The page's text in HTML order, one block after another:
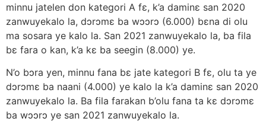
minnu jatelen don kategori A fɛ, k’a daminɛ san 2020
zanwuyekalo la, dɔrɔmɛ ba wɔɔrɔ (6.000) bɛna di olu
ma sosara ye kalo la. San 2021 zanwuyekalo la, ba fila
bɛ fara o kan, k’a kɛ ba seegin (8.000) ye.
N’o bɔra yen, minnu fana bɛ jate kategori B fɛ, olu ta ye
dɔrɔmɛ ba naani (4.000) ye kalo la k’a daminɛ san 2020
zanwuyekalo la. Ba fila farakan b’olu fana ta kɛ dɔrɔmɛ
ba wɔɔrɔ ye san 2021 zanwuyekalo la.